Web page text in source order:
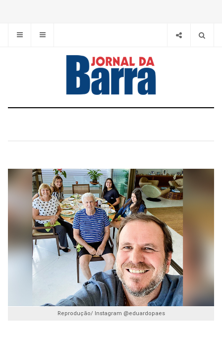
Reprodução/ Instagram @eduardopaes